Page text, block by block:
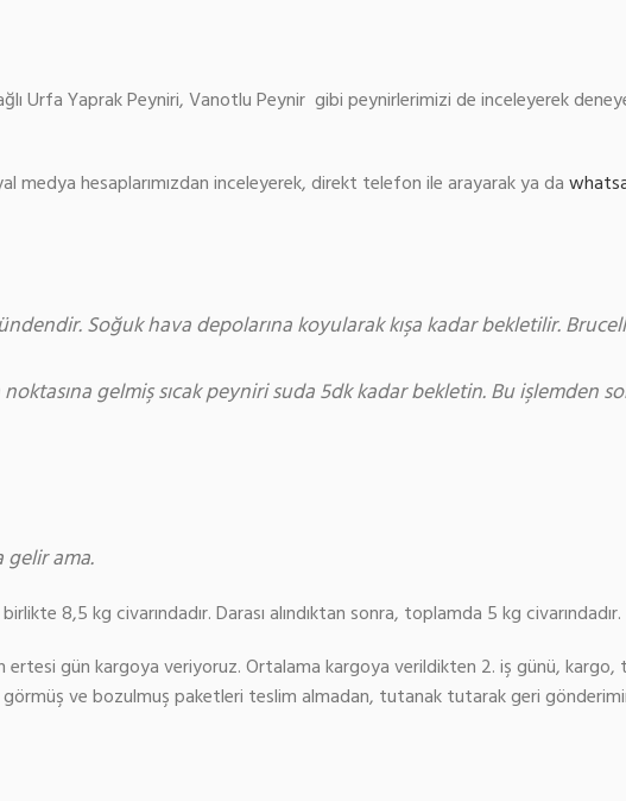
Urfa Yaprak Peyniri, Vanotlu Peynir gibi peynirlerimizi de inceleyerek
medya hesaplarımızdan inceleyerek, direkt telefon ile arayarak ya da
Soğuk hava depolarına koyularak kışa kadar bekletilir.
gelmiş sıcak peyniri suda 5dk kadar bekletin. Bu işlemden
gelir ama.
8,5 kg civarındadır. Darası alındıktan sonra, toplamda 5 kg
ertesi gün kargoya veriyoruz. Ortalama kargoya verildikten 2. iş günü, kargo,
ve bozulmuş paketleri teslim almadan, tutanak tutarak geri